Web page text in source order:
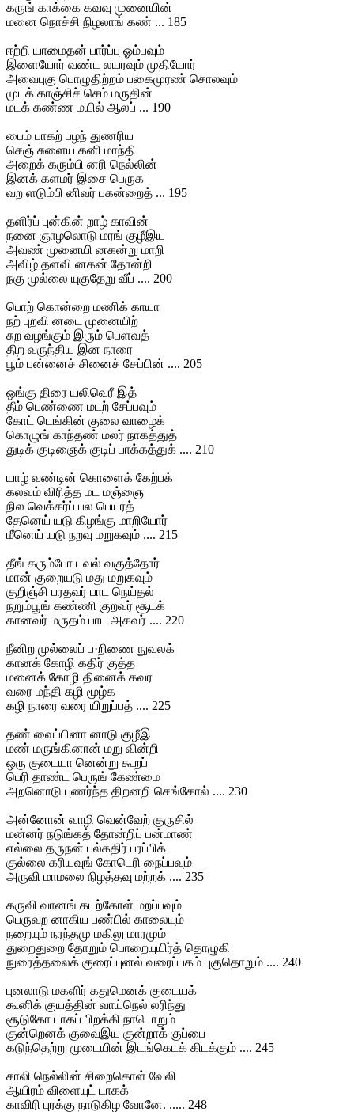
கருங் காக்கை கவவு முனையின்
மனை நொச்சி நிழலாங் கண் ... 185
ஈற்றி யாமைதன் பார்ப்பு ஓம்பவும்
இளையோர் வண்ட லயரவும் முதியோர்
அவைபுகு பொழுதிற்றம் பகைமுரண் சொலவும்
முடக் காஞ்சிச் செம் மருதின்
மடக் கண்ண மயில் ஆலப் ... 190
பைம் பாகற் பழந் துணரிய
செஞ் சுளைய கனி மாந்தி
அறைக் கரும்பி னரி நெல்லின்
இனக் களமர் இசை பெருக
வற ளடும்பி னிவர் பகன்றைத் ... 195
தளிர்ப் புன்கின் றாழ் காவின்
நனை ஞாழலொடு மரங் குழீஇய
அவண் முனையி னகன்று மாறி
அவிழ் தளவி னகன் தோன்றி
நகு முல்லை யுகுதேறு வீப் .... 200
பொற் கொன்றை மணிக் காயா
நற் புறவி னடை முனையிற்
சுற வழங்கும் இரும் பெளவத்
திற வருந்திய இன நாரை
பூம் புன்னைச் சினைச் சேப்பின் .... 205
ஒங்கு திரை யலிவெரீ இத்
தீம் பெண்ணை மடற் சேப்பவும்
கோட் டெங்கின் குலை வாழைக்
கொழுங் காந்தண் மலர் நாகத்துத்
துடிக் குடிஞைக் குடிப் பாக்கத்துக் .... 210
யாழ் வண்டின் கொளைக் கேற்பக்
கலவம் விரித்த மட மஞ்ஞை
நில வெக்கர்ப் பல பெயரத்
தேனெய் யடு கிழங்கு மாறியோர்
மீனெய் யடு நறவு மறுகவும் .... 215
தீங் கரும்போ டவல் வகுத்தோர்
மான் குறையடு மது மறுகவும்
குறிஞ்சி பரதவர் பாட நெய்தல்
நறும்பூங் கண்ணி குறவர் சூடக்
கானவர் மருதம் பாட அகவர் .... 220
நீனிற முல்லைப் ப·றிணை நுவலக்
கானக் கோழி கதிர் குத்த
மனைக் கோழி தினைக் கவர
வரை மந்தி கழி மூழ்க
கழி நாரை வரை யிறுப்பத் .... 225
தண் வைப்பினா னாடு குழீஇ
மண் மருங்கினான் மறு வின்றி
ஒரு குடையா னென்று கூறப்
பெரி தாண்ட பெருங் கேண்மை
அறனொடு புணர்ந்த திறனறி செங்கோல் .... 230
அன்னோன் வாழி வென்வேற் குருசில்
மன்னர் நடுங்கத் தோன்றிப் பன்மாண்
எல்லை தருநன் பல்கதிர் பரப்பிக்
குல்லை கரியவுங் கோடெரி நைப்பவும்
அருவி மாமலை நிழத்தவு மற்றக் .... 235
கருவி வானங் கடற்கோள் மறப்பவும்
பெருவற னாகிய பண்பில் காலையும்
நறையும் நரந்தமு மகிலு மாரமும்
துறைதுறை தோறும் பொறையுயிர்த் தொழுகி
நுரைத்தலைக் குரைப்புனல் வரைப்பகம் புகுதொறும் .... 240
புனலாடு மகளிர் கதுமெனக் குடையக்
கூனிக் குயத்தின் வாய்நெல் லரிந்து
சூடுகோ டாகப் பிறக்கி நாடொறும்
குன்றெனக் குவைஇய குன்றாக் குப்பை
கடுந்தெற்று மூடையின் இடங்கெடக் கிடக்கும் .... 245
சாலி நெல்லின் சிறைகொள் வேலி
ஆயிரம் விளையுட் டாகக்
காவிரி புரக்கு நாடுகிழ வோனே. ..... 248